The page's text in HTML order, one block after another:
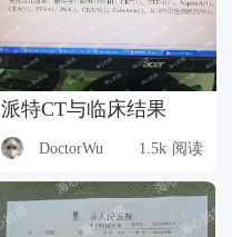
派特CT与临床结果
DoctorWu 1.5k 阅读